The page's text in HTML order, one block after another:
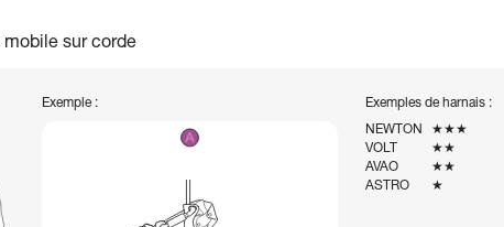
mobile sur corde
Exemple :
Exemples de harnais :
NEWTON
★★★
VOLT
★★
AVAO
★★
ASTRO
★